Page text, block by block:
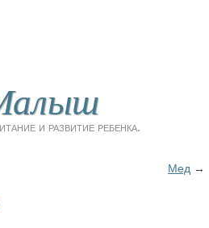
и развитие ребенка.
Мед →